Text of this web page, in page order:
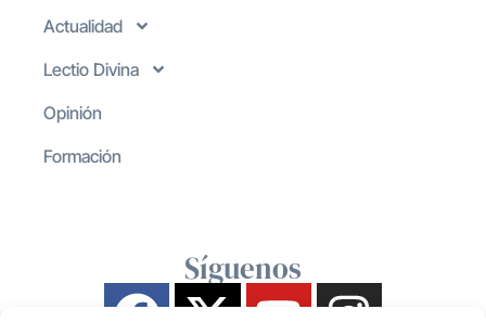
Actualidad
Lectio Divina
Opinión
Formación
Síguenos